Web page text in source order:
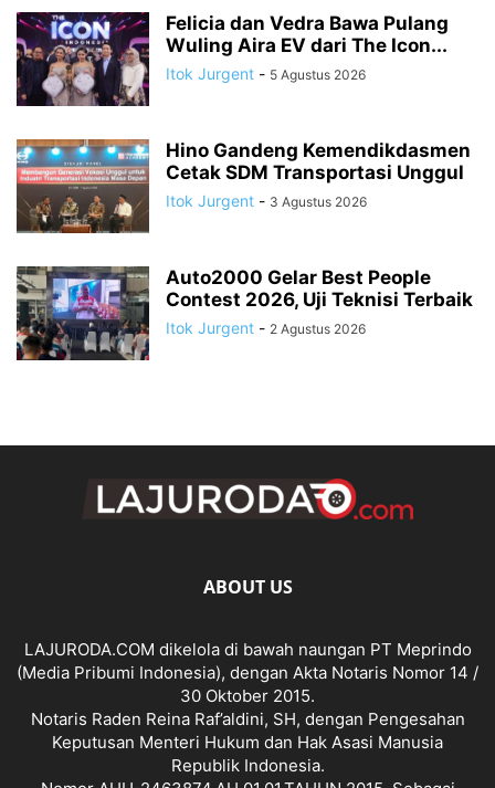
Felicia dan Vedra Bawa Pulang
Wuling Aira EV dari The Icon...
Itok Jurgent - 5 Agustus 2026
Hino Gandeng Kemendikdasmen
Cetak SDM Transportasi Unggul
Itok Jurgent - 3 Agustus 2026
Auto2000 Gelar Best People
Contest 2026, Uji Teknisi Terbaik
Itok Jurgent - 2 Agustus 2026
ABOUT US
LAJURODA.COM dikelola di bawah naungan PT Meprindo
(Media Pribumi Indonesia), dengan Akta Notaris Nomor 14 /
30 Oktober 2015.
Notaris Raden Reina Raf’aldini, SH, dengan Pengesahan
Keputusan Menteri Hukum dan Hak Asasi Manusia
Republik Indonesia.